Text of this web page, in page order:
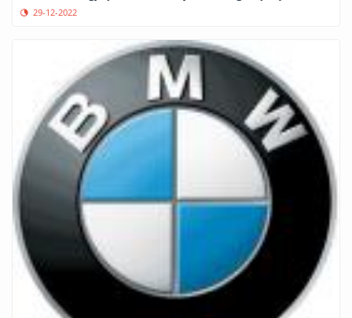
29-12-2022